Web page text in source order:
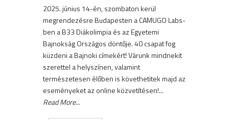
2025. június 14-én, szombaton kerül
megrendezésre Budapesten a CAMUGO Labs-
ben a B33 Diákolimpia és az Egyetemi
Bajnokság Országos döntője. 40 csapat fog
küzdeni a Bajnoki címekért! Várunk mindnekit
szerettel a helyszínen, valamint
természetesen élőben is követhetitek majd az
eseményeket az online közvetítésen!...
Read More...